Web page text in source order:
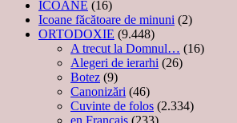
ICOANE (16)
Icoane făcătoare de minuni (2)
ORTODOXIE (9.448)
A trecut la Domnul… (16)
Alegeri de ierarhi (26)
Botez (9)
Canonizări (46)
Cuvinte de folos (2.334)
en Français (233)